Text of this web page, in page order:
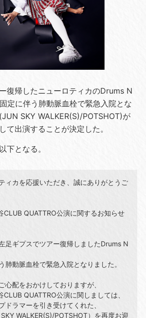
復帰したニューロティカのDrums N
定に伴う肺動脈血栓で緊急入院とな
SKY WALKER(S)/POTSHOT)が
て出演することが決定した。
下となる。
ィカを応援いただき、誠にありがとうご
CLUB QUATTRO公演に関するお知らせ
足ギプスでツアー復帰しましたDrums N
肺動脈血栓で緊急入院となりました。
心配をおかけしておりますが、
QUATTRO公演に関しましては、
ドラマーを引き受けてくれた、
WALKER(S)/POTSHOT）を再度お迎